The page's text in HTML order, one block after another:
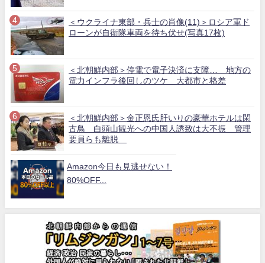
＜ウクライナ東部・兵士の肖像(11)＞ロシア軍ド
ローンが自衛隊車両を待ち伏せ(写真17枚)
＜北朝鮮内部＞停電で電子決済に支障… 地方の
電力インフラ後回しのツケ 大都市と格差
＜北朝鮮内部＞金正恩氏肝いりの豪華ホテルは閑
古鳥 白頭山観光への中国人誘致は大不振 管理
要員らも離脱
Amazon今日も見逃せない！
80%OFF...